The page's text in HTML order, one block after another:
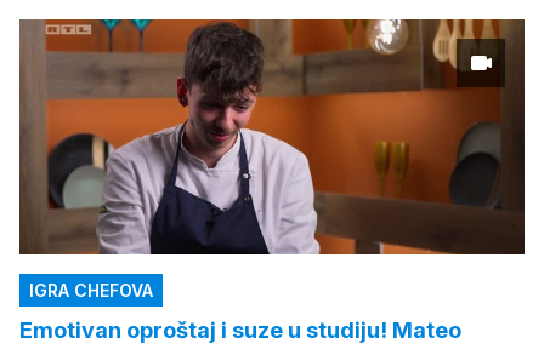
IGRA CHEFOVA
Emotivan oproštaj i suze u studiju! Mateo